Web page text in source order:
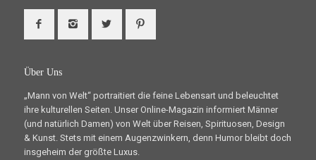
Über Uns
„Mann von Welt“ portraitiert die feine Lebensart und beleuchtet
ihre kulturellen Seiten. Unser Online-Magazin informiert Männer
(und natürlich Damen) von Welt über Reisen, Spirituosen, Design
& Kunst. Stets mit einem Augenzwinkern, denn Humor bleibt doch
insgeheim der größte Luxus.